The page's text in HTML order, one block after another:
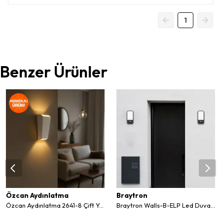
1
Benzer Ürünler
Özcan Aydınlatma
Özcan Aydınlatma 2641-8 Çift Yönlü Dekoratif Led Duvar Aplik
Braytron